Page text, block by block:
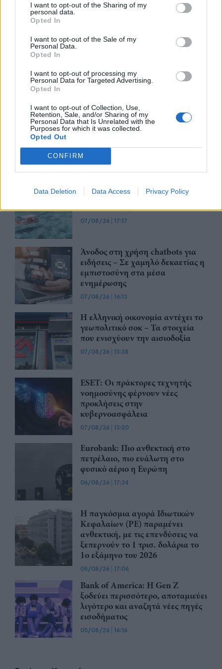
I want to opt-out of the Sharing of my
personal data.
Opted In
I want to opt-out of the Sale of my
Personal Data.
Opted In
I want to opt-out of processing my
Personal Data for Targeted Advertising.
Opted In
I want to opt-out of Collection, Use,
Retention, Sale, and/or Sharing of my
Personal Data that Is Unrelated with the
Purposes for which it was collected.
Opted Out
CONFIRM
Data Deletion Data Access Privacy Policy
Advertorial
Περισσότερα από το
Έρευνα Adobe Acrobat: Οι πόλεις
που οδηγούν την ανάπτυξη του
10/08/26
Το καλοκαίρι ανεβάζει τον
λογαριασμό για τους Έλληνες
καταναλωτές
07/08/26 | 17:17
Άνοδος στη χρήση chatbots για
ειδήσεις – Σε χαμηλό δεκαετίας η
εμπιστοσύνη στα μέσα
ενημέρωσης
07/08/26 | 16:13
Η ελληνική οικονομία αντέχει το
γεωπολιτικό σοκ – Τα στοιχεία
που ενισχύουν την αισιοδοξία
07/08/26 | 13:38
ESET: Οι πράκτορες τεχνητής
νοημοσύνης φέρνουν νέες
προκλήσεις στην
κυβερνοασφάλεια
07/08/26 | 13:20
Eurobank: Πιο ανθεκτική στο
πετρέλαιο, πιο ευάλωτη στο
φυσικό αέριο η Ευρώπη
06/08/26 | 17:34
Η παγκόσμια αγορά Ιδιωτικών
Κεφαλαίων (PE) παραμένει
ανθεκτική, με τις επενδύσεις να
ξεπερνούν το 1 τρισ. δολάρια το
1ο εξάμηνο του 2026
05/08/26 | 17:06
Bank of America: Η Gen Z
ξoδεύει περισσότερο, αποταμιεύει
λιγότερο και αναζητά νέες πηγές
εισοδήματος
05/08/26 | 16:16